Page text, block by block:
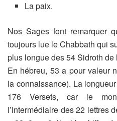
La paix.
Nos Sages font remarquer
toujours lue le Chabbathqui
plus longue des 54 Sidroth de
En hébreu, 53 a pour valeur
la connaissance). La
176 Versets, car le
l’intermédiaire des 22 lettres